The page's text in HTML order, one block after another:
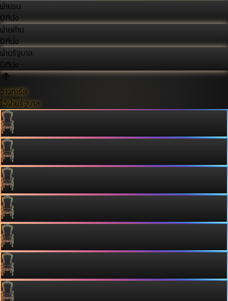
ฝ่ายรบ.
0ที่นั่ง
ฝ่ายค้าน
0ที่นั่ง
ฝ่ายรัฐบาล
0ที่นั่ง
วางการ์ด
ไว้ฝ่ายรัฐบาล